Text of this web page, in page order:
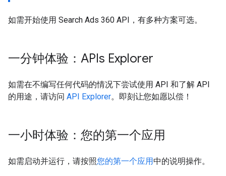
如需开始使用 Search Ads 360 API，有多种方案可选。
一分钟体验：APIs Explorer
如需在不编写任何代码的情况下尝试使用 API 和了解 API
的用途，请访问 API Explorer。即刻让您如愿以偿！
一小时体验：您的第一个应用
如需启动并运行，请按照您的第一个应用中的说明操作。